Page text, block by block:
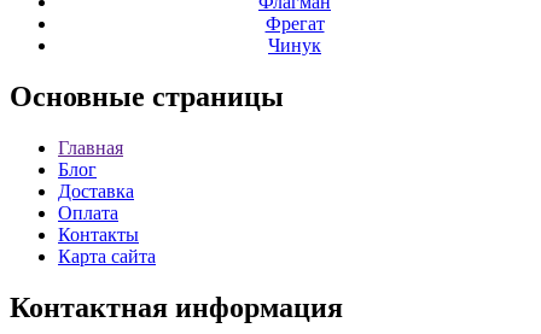
Фрегат
Чинук
Основные страницы
Главная
Блог
Доставка
Оплата
Контакты
Карта сайта
Контактная информация